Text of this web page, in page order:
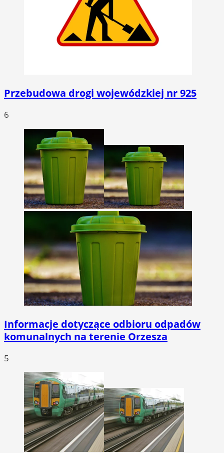
Przebudowa drogi wojewódzkiej nr 925
6
Informacje dotyczące odbioru odpadów
komunalnych na terenie Orzesza
5